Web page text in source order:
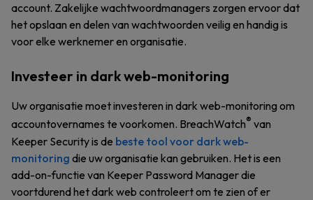
account. Zakelijke wachtwoordmanagers zorgen ervoor dat
het opslaan en delen van wachtwoorden veilig en handig is
voor elke werknemer en organisatie.
Investeer in dark web-monitoring
Uw organisatie moet investeren in dark web-monitoring om
accountovernames te voorkomen. BreachWatch® van
Keeper Security is de beste tool voor dark web-
monitoring die uw organisatie kan gebruiken. Het is een
add-on-functie van Keeper Password Manager die
voortdurend het dark web controleert om te zien of er